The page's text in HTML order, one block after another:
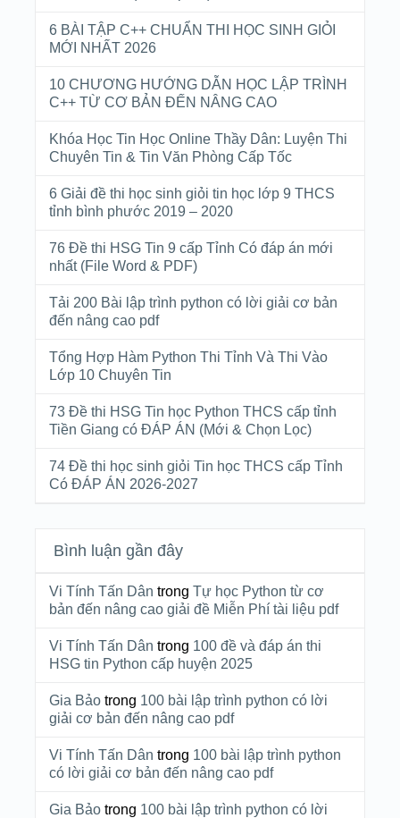
6 BÀI TẬP C++ CHUẨN THI HỌC SINH GIỎI
MỚI NHẤT 2026
10 CHƯƠNG HƯỚNG DẪN HỌC LẬP TRÌNH
C++ TỪ CƠ BẢN ĐẾN NÂNG CAO
Khóa Học Tin Học Online Thầy Dân: Luyện Thi
Chuyên Tin & Tin Văn Phòng Cấp Tốc
6 Giải đề thi học sinh giỏi tin học lớp 9 THCS
tỉnh bình phước 2019 – 2020
76 Đề thi HSG Tin 9 cấp Tỉnh Có đáp án mới
nhất (File Word & PDF)
Tải 200 Bài lập trình python có lời giải cơ bản
đến nâng cao pdf
Tổng Hợp Hàm Python Thi Tỉnh Và Thi Vào
Lớp 10 Chuyên Tin
73 Đề thi HSG Tin học Python THCS cấp tỉnh
Tiền Giang có ĐÁP ÁN (Mới & Chọn Lọc)
74 Đề thi học sinh giỏi Tin học THCS cấp Tỉnh
Có ĐÁP ÁN 2026-2027
Bình luận gần đây
Vi Tính Tấn Dân trong Tự học Python từ cơ
bản đến nâng cao giải đề Miễn Phí tài liệu pdf
Vi Tính Tấn Dân trong 100 đề và đáp án thi
HSG tin Python cấp huyện 2025
Gia Bảotrong 100 bài lập trình python có lời
giải cơ bản đến nâng cao pdf
Vi Tính Tấn Dân trong 100 bài lập trình python
có lời giải cơ bản đến nâng cao pdf
Gia Bảotrong 100 bài lập trình python có lời